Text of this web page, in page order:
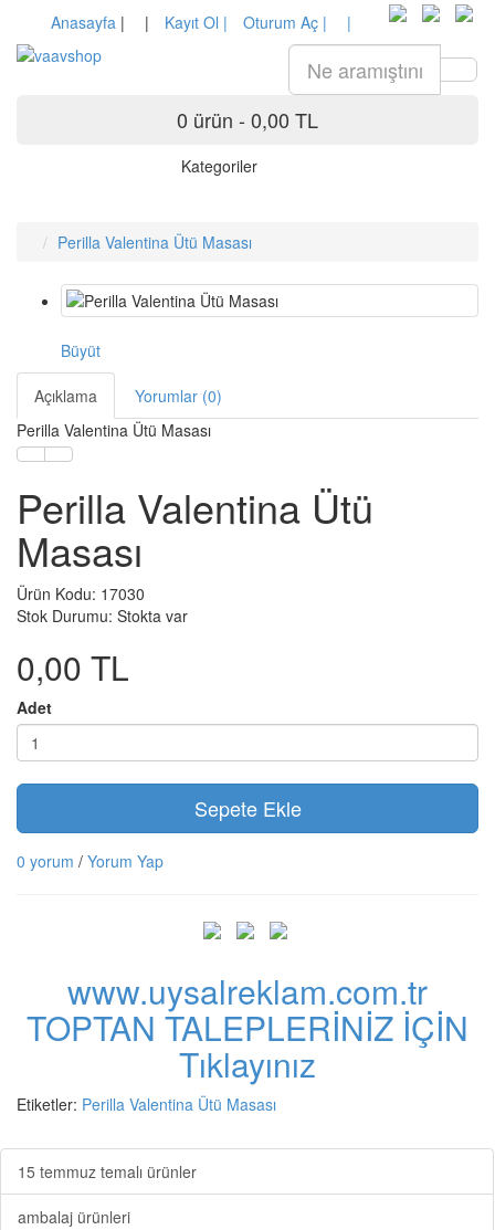
Anasayfa | | Kayıt Ol | Oturum Aç | |
0 ürün - 0,00 TL
Kategoriler
Perilla Valentina Ütü Masası
Büyüt
Açıklama
Yorumlar (0)
Perilla Valentina Ütü Masası
Perilla Valentina Ütü
Masası
Ürün Kodu: 17030
Stok Durumu: Stokta var
0,00 TL
Adet
Sepete Ekle
0 yorum / Yorum Yap
www.uysalreklam.com.tr
TOPTAN TALEPLERİNİZ İÇİN
Tıklayınız
Etiketler: Perilla Valentina Ütü Masası
15 temmuz temalı ürünler
ambalaj ürünleri